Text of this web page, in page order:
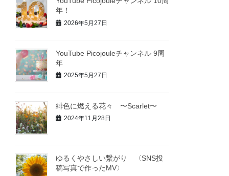
年！
2026年5月27日
YouTube Picojouleチャンネル 9周
年
2025年5月27日
緋色に燃える花々 〜Scarlet〜
2024年11月28日
ゆるくやさしい繋がり 〈SNS投
稿写真で作ったMV〉